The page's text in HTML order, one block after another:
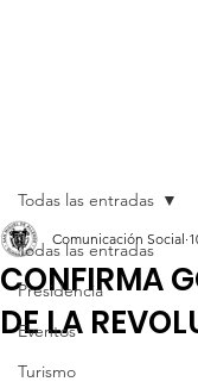
Todas las entradas
Presidencia
Eventos
Turismo
Todas las entradas
CONFIRMA
DE LA
Comunicación Social